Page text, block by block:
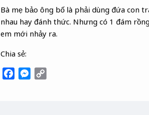
Bà mẹ bảo ông bố là phải dùng đứa con
nhau hay đánh thức. Nhưng có 1 đám
em mới nhảy ra.
Chia sẻ:
M